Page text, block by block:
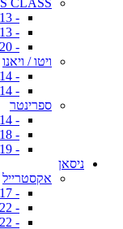
S CLASS
- 2006-2013 (W221)
- 2006-2013 Long (V221)
- 2020+ Long (V223)
ויטו / ויאנו
- 2003-2014
- 2014+ (W447)
ספרינטר
- 2006-2014
- 2014-2018
- 2019+ (W907)
ניסאן
אקסטרייל
- 2014-2017
- 2017-2022
- 2022+